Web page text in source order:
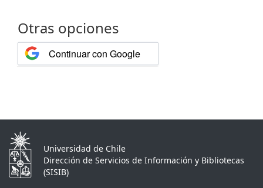
Otras opciones
Continuar con Google
Universidad de Chile
Dirección de Servicios de Información y Bibliotecas
(SISIB)